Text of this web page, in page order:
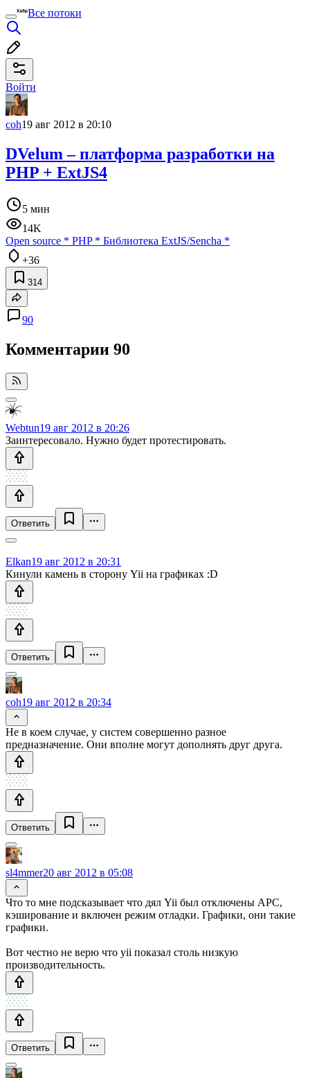
Все потоки
Войти
coh19 авг 2012 в 20:10
DVelum – платформа разработки на
PHP + ExtJS4
5 мин
14K
Open source * PHP* Библиотека ExtJS/Sencha *
+36
314
90
Комментарии 90
Webtun19 авг 2012 в 20:26
Заинтересовало. Нужно будет протестировать.
Ответить
Elkan19 авг 2012 в 20:31
Кинули камень в сторону Yii на графиках :D
Ответить
coh19 авг 2012 в 20:34
Не в коем случае, у систем совершенно разное
предназначение. Они вполне могут дополнять друг друга.
Ответить
sl4mmer20 авг 2012 в 05:08
Что то мне подсказывает что дял Yii был отключены APC,
кэширование и включен режим отладки. Графики, они такие
графики.
Вот честно не верю что yii показал столь низкую
производительность.
Ответить